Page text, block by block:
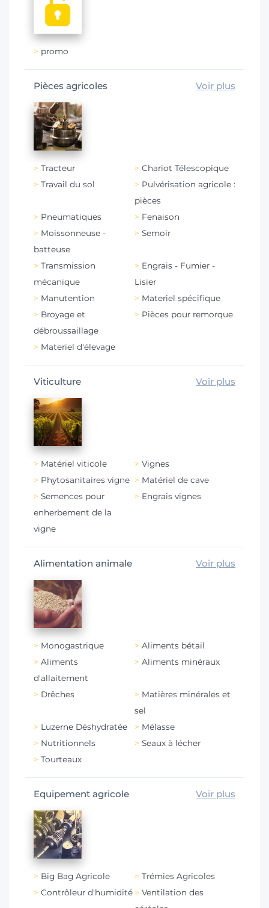
promo
Pièces agricoles Voir plus
Tracteur
Chariot Télescopique
Travail du sol
Pulvérisation agricole :
pièces
Pneumatiques
Fenaison
Moissonneuse -
batteuse
Semoir
Transmission
mécanique
Engrais - Fumier -
Lisier
Manutention
Materiel spécifique
Broyage et
débroussaillage
Pièces pour remorque
Materiel d'élevage
Viticulture Voir plus
Matériel viticole
Vignes
Phytosanitaires vigne
Matériel de cave
Semences pour
enherbement de la
vigne
Engrais vignes
Alimentation animale Voir plus
Monogastrique
Aliments bétail
Aliments
d'allaitement
Aliments minéraux
Drêches
Matières minérales et
sel
Luzerne Déshydratée
Mélasse
Nutritionnels
Seaux à lécher
Tourteaux
Equipement agricole Voir plus
Big Bag Agricole
Trémies Agricoles
Contrôleur d'humidité
Ventilation des